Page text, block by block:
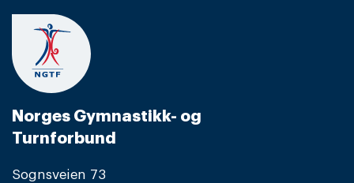
Norges Gymnastikk- og
Turnforbund
Sognsveien 73